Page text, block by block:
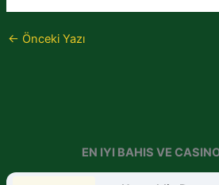
EN IYI BAHIS VE
← Önceki Yazı